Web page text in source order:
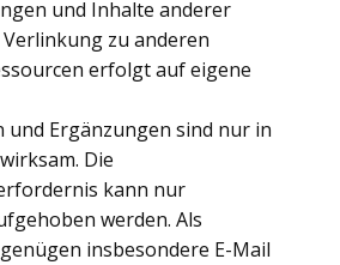
und Inhalte anderer
zu anderen
erfolgt auf eigene
und Ergänzungen sind nur in
Die
kann nur
werden. Als
insbesondere E-Mail